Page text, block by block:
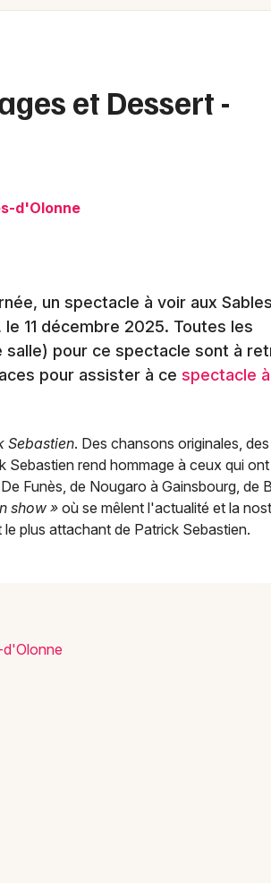
Expos
Humour en Vendée
Humour dans les Pays de la Loire
Newsletter des sorties
Artistes en tournée
Actus aux Sables-d'Olonne
Mulhouse
Nice
et Dessert -
d'Olonne
un spectacle à voir aux
le 11 décembre 2025. Toutes les
pour ce spectacle sont à
pour assister à ce spectacle
Sebastien. Des chansons originales, des
Sebastien rend hommage à ceux qui ont
Funès, de Nougaro à Gainsbourg, de
show »où se mêlent l'actualité et la
plus attachant de Patrick Sebastien.